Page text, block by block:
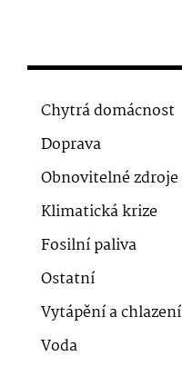
Chytrá domácnost
Doprava
Obnovitelné zdroje
Klimatická krize
Fosilní paliva
Ostatní
Vytápění a chlazení
Voda